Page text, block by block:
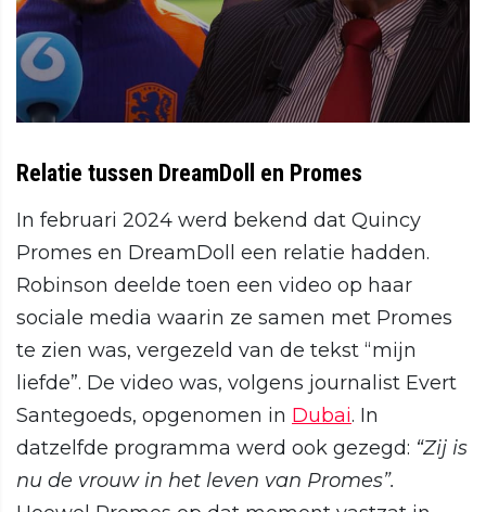
Relatie tussen DreamDoll en Promes
In februari 2024 werd bekend dat Quincy
Promes en DreamDoll een relatie hadden.
Robinson deelde toen een video op haar
sociale media waarin ze samen met Promes
te zien was, vergezeld van de tekst “mijn
liefde”. De video was, volgens journalist Evert
Santegoeds, opgenomen in Dubai. In
datzelfde programma werd ook gezegd: “Zij is
nu de vrouw in het leven van Promes”.